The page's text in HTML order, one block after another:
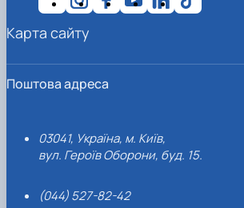
Поштова адреса
03041, Україна, м. Київ,
вул. Героїв Оборони, буд. 15.
(044) 527-82-42
Карта сайту